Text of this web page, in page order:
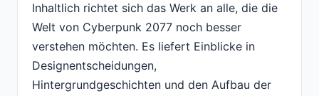
Inhaltlich richtet sich das Werk an alle, die die
Welt von Cyberpunk 2077 noch besser
verstehen möchten. Es liefert Einblicke in
Designentscheidungen,
Hintergrundgeschichten und den Aufbau der